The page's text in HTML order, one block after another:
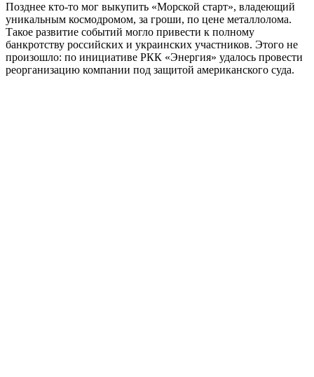
Позднее кто-то мог выкупить «Морской старт», владеющий
уникальным космодромом, за гроши, по цене металлолома.
Такое развитие событий могло привести к полному
банкротству российских и украинских участников. Этого не
произошло: по инициативе РКК «Энергия» удалось провести
реорганизацию компании под защитой американского суда.